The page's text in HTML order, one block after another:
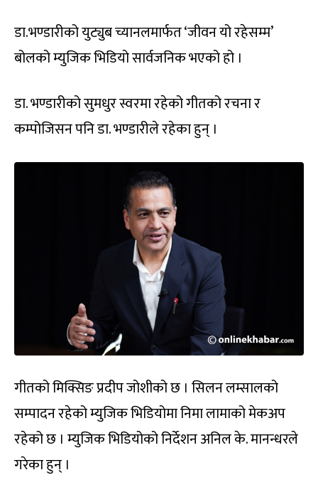
डा.भण्डारीको युट्युब च्यानलमार्फत ‘जीवन यो रहेसम्म’
बोलको म्युजिक भिडियो सार्वजनिक भएको हो ।
डा. भण्डारीको सुमधुर स्वरमा रहेको गीतको रचना र
कम्पोजिसन पनि डा. भण्डारीले रहेका हुन् ।
गीतको मिक्सिङ प्रदीप जोशीको छ । सिलन लम्सालको
सम्पादन रहेको म्युजिक भिडियोमा निमा लामाको मेकअप
रहेको छ । म्युजिक भिडियोको निर्देशन अनिल के. मानन्धरले
गरेका हुन् ।